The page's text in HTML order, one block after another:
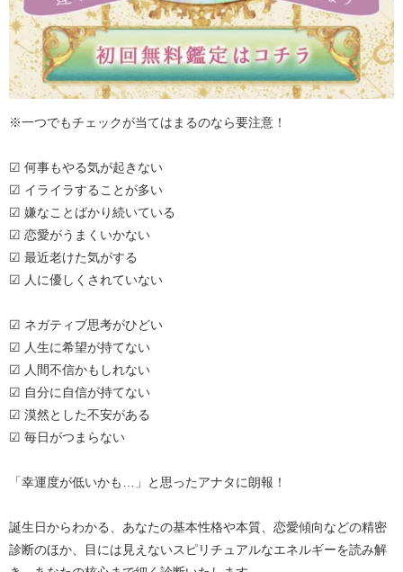
※一つでもチェックが当てはまるのなら要注意！
☑ 何事もやる気が起きない
☑ イライラすることが多い
☑ 嫌なことばかり続いている
☑ 恋愛がうまくいかない
☑ 最近老けた気がする
☑ 人に優しくされていない
☑ ネガティブ思考がひどい
☑ 人生に希望が持てない
☑ 人間不信かもしれない
☑ 自分に自信が持てない
☑ 漠然とした不安がある
☑ 毎日がつまらない
「幸運度が低いかも…」と思ったアナタに朗報！
誕生日からわかる、あなたの基本性格や本質、恋愛傾向などの精密
診断のほか、目には見えないスピリチュアルなエネルギーを読み解